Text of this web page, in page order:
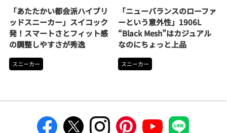
「あたたかい都会派ハイブリ
ッドスニーカー」スイコック
発！スマートさとフィット感
の調整しやすさが秀逸
スニーカー
「ニューバランスのローファ
ーという意外性」1906L
“Black Mesh”はカジュアル
なのにちょっと上品
スニーカー